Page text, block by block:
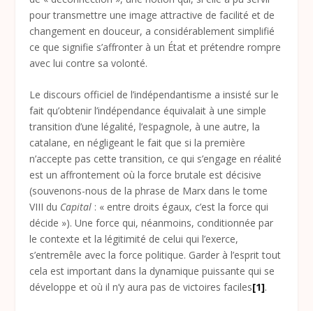
pour transmettre une image attractive de facilité et de
changement en douceur, a considérablement simplifié
ce que signifie s’affronter à un État et prétendre rompre
avec lui contre sa volonté.
Le discours officiel de l’indépendantisme a insisté sur le
fait qu’obtenir l’indépendance équivalait à une simple
transition d’une légalité, l’espagnole, à une autre, la
catalane, en négligeant le fait que si la première
n’accepte pas cette transition, ce qui s’engage en réalité
est un affrontement où la force brutale est décisive
(souvenons-nous de la phrase de Marx dans le tome
VIII du Capital : « entre droits égaux, c’est la force qui
décide »). Une force qui, néanmoins, conditionnée par
le contexte et la légitimité de celui qui l’exerce,
s’entremêle avec la force politique. Garder à l’esprit tout
cela est important dans la dynamique puissante qui se
développe et où il n’y aura pas de victoires faciles[1].